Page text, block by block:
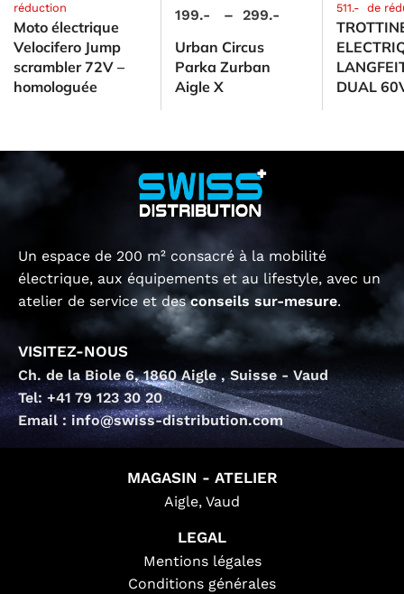
réduction
Moto électrique
Velocifero Jump
scrambler 72V –
homologuée
199.- – 299.-
Urban Circus
Parka Zurban
Aigle X
511.- de
DUAL
Un espace de 200 m² consacré à la mobilité
électrique, aux équipements et au lifestyle, avec un
atelier de service et desconseils sur-mesure.
VISITEZ-NOUS
Ch. de la Biole 6, 1860 Aigle , Suisse - Vaud
Tel: +41 79 123 30 20
Email : info@swiss-distribution.com
MAGASIN - ATELIER
Aigle, Vaud
LEGAL
Mentions légales
Conditions générales